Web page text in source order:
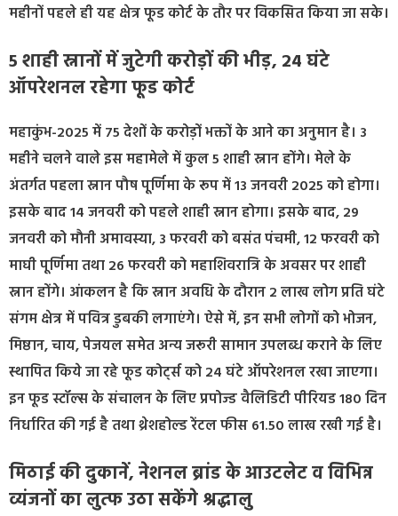
महीनों पहले ही यह क्षेत्र फूड कोर्ट के तौर पर विकसित किया जा सके।
5 शाही स्नानों में जुटेगी करोड़ों की भीड़, 24 घंटे
ऑपरेशनल रहेगा फूड कोर्ट
महाकुंभ-2025 में 75 देशों के करोड़ों भक्तों के आने का अनुमान है। 3
महीने चलने वाले इस महामेले में कुल 5 शाही स्नान होंगे। मेले के
अंतर्गत पहला स्नान पौष पूर्णिमा के रूप में 13 जनवरी 2025 को होगा।
इसके बाद 14 जनवरी को पहले शाही स्नान होगा। इसके बाद, 29
जनवरी को मौनी अमावस्या, 3 फरवरी को बसंत पंचमी, 12 फरवरी को
माघी पूर्णिमा तथा 26 फरवरी को महाशिवरात्रि के अवसर पर शाही
स्नान होंगे। आंकलन है कि स्नान अवधि के दौरान 2 लाख लोग प्रति घंटे
संगम क्षेत्र में पवित्र डुबकी लगाएंगे। ऐसे में, इन सभी लोगों को भोजन,
मिष्ठान, चाय, पेजयल समेत अन्य जरूरी सामान उपलब्ध कराने के लिए
स्थापित किये जा रहे फूड कोर्ट्स को 24 घंटे ऑपरेशनल रखा जाएगा।
इन फूड स्टॉल्स के संचालन के लिए प्रपोज्ड वैलिडिटी पीरियड 180 दिन
निर्धारित की गई है तथा थ्रेशहोल्ड रेंटल फीस 61.50 लाख रखी गई है।
मिठाई की दुकानें, नेशनल ब्रांड के आउटलेट व विभिन्न
व्यंजनों का लुत्फ उठा सकेंगे श्रद्धालु